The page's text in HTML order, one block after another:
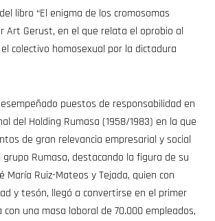
libro “El enigma de los cromosomas
Art Gerust, en el que relata el oprobio al
colectivo homosexual por la dictadura
puestos de responsabilidad en
del Holding Rumasa (1958/1983) en la que
de gran relevancia empresarial y social
Rumasa, destacando la figura de su
María Ruiz-Mateos y Tejada, quien con
y tesón, llegó a convertirse en el primer
con una masa laboral de 70.000 empleados,